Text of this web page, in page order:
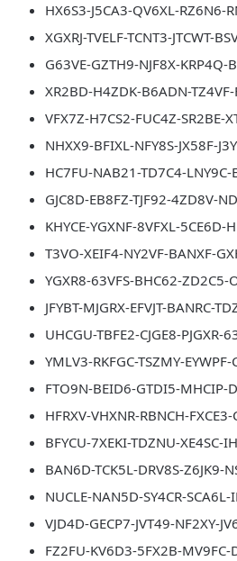
HX6S3-J5CA3-QV6XL-RZ6N6-
XGXRJ-TVELF-TCNT3-JTCWT-
G63VE-GZTH9-NJF8X-KRP4Q-
XR2BD-H4ZDK-B6ADN-
VFX7Z-H7CS2-FUC4Z-SR2BE-
NHXX9-BFIXL-NFY8S-JX58F-
HC7FU-NAB21-TD7C4-LNY9C-
GJC8D-EB8FZ-TJF92-4ZD8V-
KHYCE-YGXNF-8VFXL-5CE6D-
T3VO-XEIF4-NY2VF-BANXF-
YGXR8-63VFS-BHC62-ZD2C5-
JFYBT-MJGRX-EFVJT-BANRC-
UHCGU-TBFE2-CJGE8-PJGXR-
YMLV3-RKFGC-TSZMY-EYWPF-
FTO9N-BEID6-GTDI5-MHCIP-
HFRXV-VHXNR-RBNCH-
BFYCU-7XEKI-TDZNU-XE4SC-
BAN6D-TCK5L-DRV8S-Z6JK9-
NUCLE-NAN5D-SY4CR-SCA6L-
VJD4D-GECP7-JVT49-NF2XY-
FZ2FU-KV6D3-5FX2B-MV9FC-